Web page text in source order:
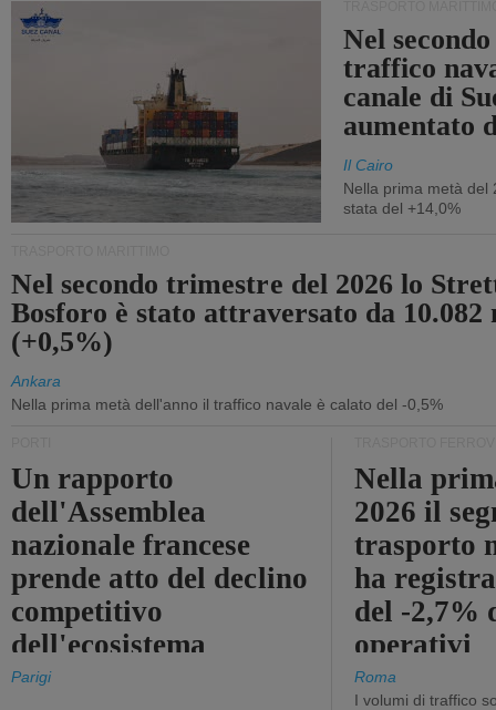
Nel
traffico
canale di
aumentato
Il Cairo
Nella prima metà del
stata del +14,0%
Nel secondo trimestre del 2026 lo
Bosforo è stato attraversato da 10.082
(+0,5%)
Ankara
Nella prima metà dell'anno il traffico navale è calato del -0,5%
Un rapporto
dell'Assemblea
nazionale francese
prende atto del declino
competitivo
dell'ecosistema
portuale statale
Parigi
Nella
2026 il
trasporto
ha
del -2,7%
operativi
Roma
I volumi di traffico